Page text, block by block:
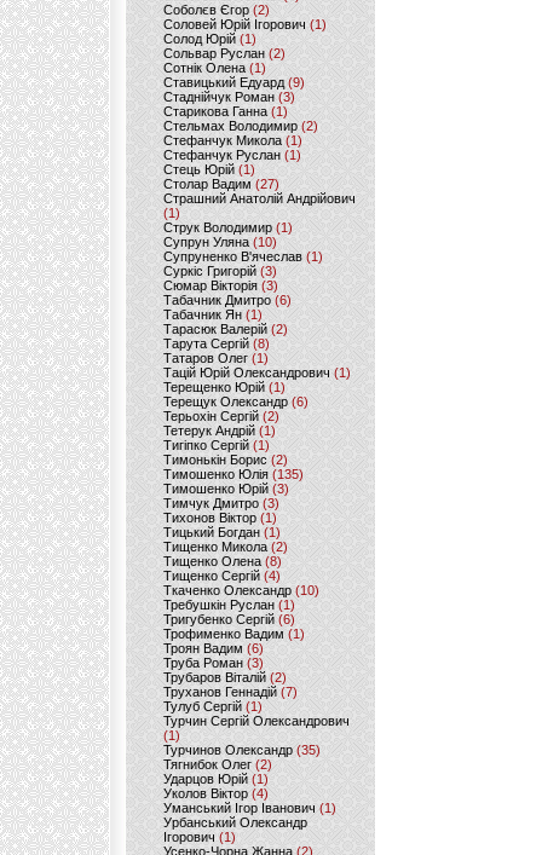
Соболєв Єгор(2)
Соловей Юрій Ігорович (1)
Солод Юрій (1)
Сольвар Руслан (2)
Сотнік Олена(1)
Ставицький Едуард (9)
Стаднійчук Роман(3)
Старикова Ганна (1)
Стельмах Володимир(2)
Стефанчук Микола (1)
Стефанчук Руслан (1)
Стець Юрій (1)
Столар Вадим(27)
Страшний Анатолій Андрійович
(1)
Струк Володимир (1)
Супрун Уляна (10)
Супруненко В'ячеслав (1)
Суркіс Григорій (3)
Сюмар Вікторія (3)
Табачник Дмитро (6)
Табачник Ян(1)
Тарасюк Валерій (2)
Тарута Сергій (8)
Татаров Олег(1)
Тацій Юрій Олександрович(1)
Терещенко Юрій(1)
Терещук Олександр(6)
Терьохін Сергій (2)
Тетерук Андрій (1)
Тигіпко Сергій(1)
Тимонькін Борис (2)
Тимошенко Юлія (135)
Тимошенко Юрій(3)
Тимчук Дмитро (3)
Тихонов Віктор (1)
Тицький Богдан (1)
Тищенко Микола (2)
Тищенко Олена (8)
Тищенко Сергій (4)
Ткаченко Олександр (10)
Требушкін Руслан (1)
Тригубенко Сергій(6)
Трофименко Вадим (1)
Троян Вадим (6)
Труба Роман(3)
Трубаров Віталій (2)
Труханов Геннадій (7)
Тулуб Сергій(1)
Турчин Сергій Олександрович
(1)
Турчинов Олександр(35)
Тягнибок Олег (2)
Ударцов Юрій (1)
Уколов Віктор(4)
Уманський Ігор Іванович(1)
Урбанський Олександр
Ігорович (1)
Усенко-Чорна Жанна (2)